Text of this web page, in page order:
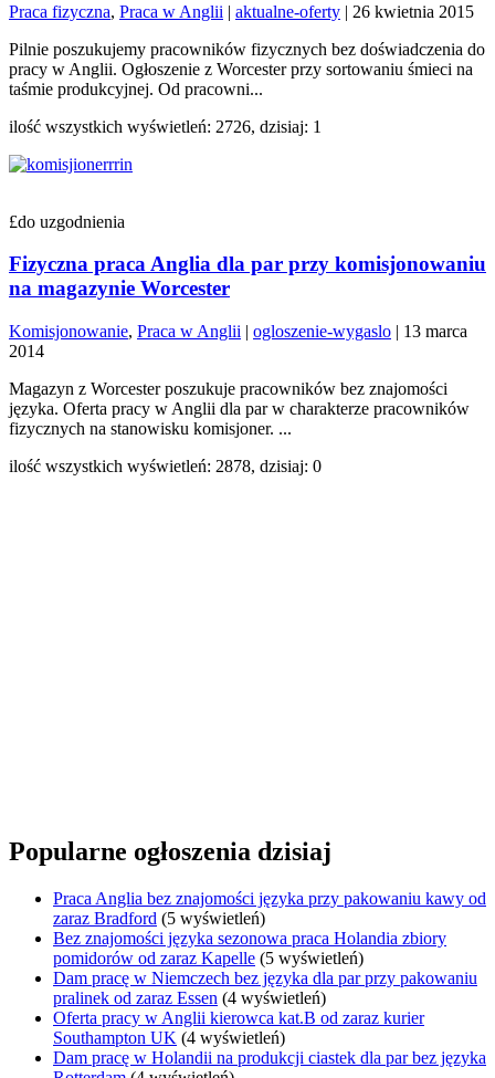
Praca fizyczna, Praca w Anglii | aktualne-oferty | 26 kwietnia 2015
Pilnie poszukujemy pracowników fizycznych bez doświadczenia do
pracy w Anglii. Ogłoszenie z Worcester przy sortowaniu śmieci na
taśmie produkcyjnej. Od pracowni...
ilość wszystkich wyświetleń: 2726, dzisiaj: 1
£do uzgodnienia
Fizyczna praca Anglia dla par przy komisjonowaniu
na magazynie Worcester
Komisjonowanie, Praca w Anglii | ogloszenie-wygaslo | 13 marca
2014
Magazyn z Worcester poszukuje pracowników bez znajomości
języka. Oferta pracy w Anglii dla par w charakterze pracowników
fizycznych na stanowisku komisjoner. ...
ilość wszystkich wyświetleń: 2878, dzisiaj: 0
Popularne ogłoszenia dzisiaj
Praca Anglia bez znajomości języka przy pakowaniu kawy od
zaraz Bradford (5 wyświetleń)
Bez znajomości języka sezonowa praca Holandia zbiory
pomidorów od zaraz Kapelle (5 wyświetleń)
Dam pracę w Niemczech bez języka dla par przy pakowaniu
pralinek od zaraz Essen (4 wyświetleń)
Oferta pracy w Anglii kierowca kat.B od zaraz kurier
Southampton UK (4 wyświetleń)
Dam pracę w Holandii na produkcji ciastek dla par bez języka